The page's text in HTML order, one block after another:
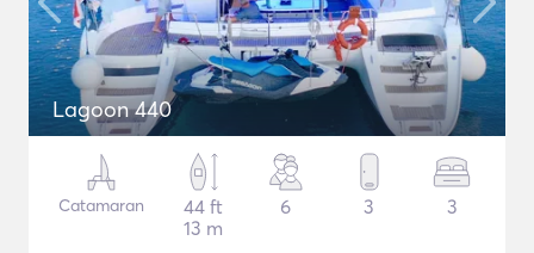
Lagoon 440
Catamaran
44 ft
13 m
6 3 3